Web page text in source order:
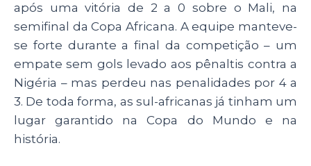
após uma vitória de 2 a 0 sobre o Mali, na
semifinal da Copa Africana. A equipe manteve-
se forte durante a final da competição – um
empate sem gols levado aos pênaltis contra a
Nigéria – mas perdeu nas penalidades por 4 a
3. De toda forma, as sul-africanas já tinham um
lugar garantido na Copa do Mundo e na
história.